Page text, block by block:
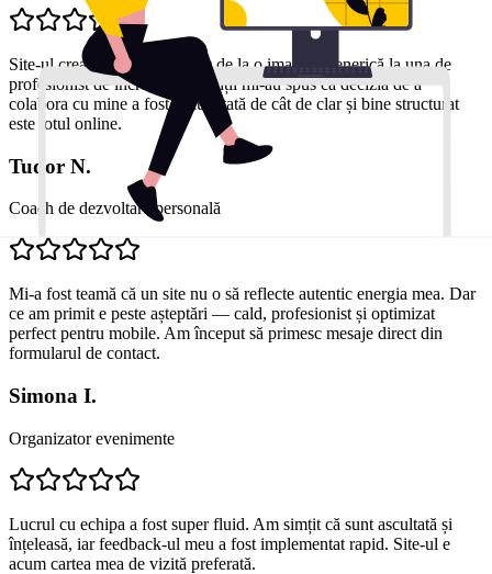
Site-ul creat m-a ajutat să trec de la o imagine generică la una de
profesionist de încredere. Clienții mi-au spus că decizia de a
colabora cu mine a fost influențată de cât de clar și bine structurat
este totul online.
Tudor N.
Coach de dezvoltare personală
Mi-a fost teamă că un site nu o să reflecte autentic energia mea. Dar
ce am primit e peste așteptări — cald, profesionist și optimizat
perfect pentru mobile. Am început să primesc mesaje direct din
formularul de contact.
Simona I.
Organizator evenimente
Lucrul cu echipa a fost super fluid. Am simțit că sunt ascultată și
înțeleasă, iar feedback-ul meu a fost implementat rapid. Site-ul e
acum cartea mea de vizită preferată.